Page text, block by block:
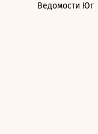
Ведомости Юг